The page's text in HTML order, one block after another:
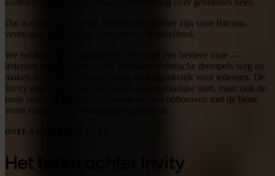
kortetermijnspeculatie, maar als investering over generaties heen.
Dat is onze missie: jouw levenslange partner zijn voor Bitcoin-
vermogen. Eenvoudig, gereguleerd, doeltreffend.
We hebben Invity opgericht in 2019 met een heldere visie —
iedereen verdient beter geld. We halen technische drempels weg en
maken de instap in Bitcoin veilig en toegankelijk voor iedereen. De
Invity-app gaat verder: niet alleen een makkelijke start, maar ook de
tools voor wie langetermijnvermogen wil opbouwen met de beste
vorm van geld die vandaag beschikbaar is.
ONZE AANDEELHOUDERS
Het team achter Invity